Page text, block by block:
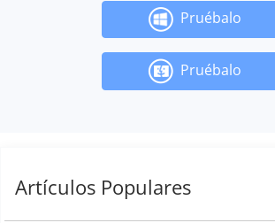
Pruébalo
Pruébalo
Artículos Populares